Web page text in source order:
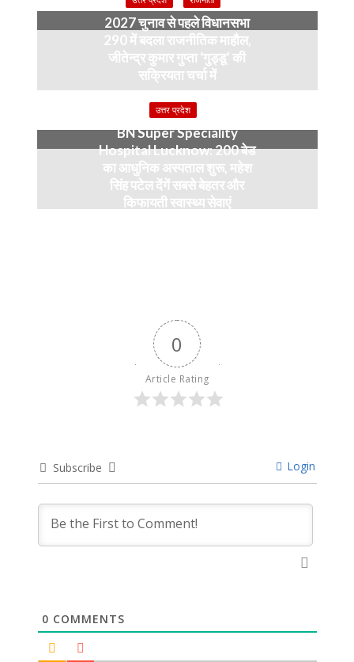
2027 चुनाव से पहले विधानसभा
290 में बदला राजनीतिक माहौल,
जीतेन्द्र कुमार गुप्ता ‘गुड्डू’ की
सक्रियता चर्चा में
4 months ago
उत्तर प्रदेश
BN Super Speciality
Hospital Lucknow: 200 बेड
का आधुनिक अस्पताल शुरू, महेश
सिंह पटेल देंगें सबसे बेहतर और
किफायती स्वास्थ्य सेवाएं
0
Article Rating
Subscribe Login
0 COMMENTS